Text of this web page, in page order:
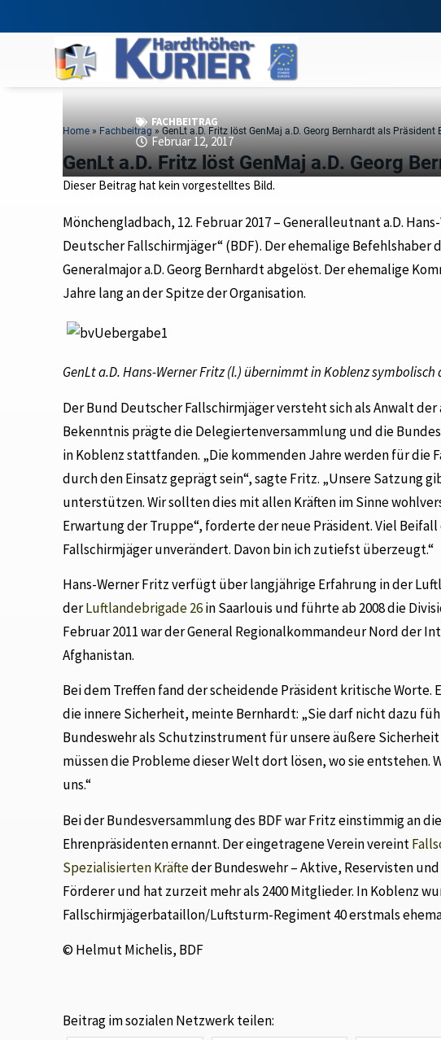
Home » Fachbeitrag »GenLt a.D. Fritz löst GenMaj a.D. Georg Bernhardt als Präsident
GenLt a.D. Fritz löst GenMaj a.D. Georg
FACHBEITRAG
Februar 12, 2017
Dieser Beitrag hat kein vorgestelltes Bild.
Mönchengladbach, 12. Februar 2017 – Generalleutnant a.D.
Deutscher Fallschirmjäger“ (BDF). Der ehemalige
Generalmajor a.D. Georg Bernhardt abgelöst. Der ehemalige
Jahre lang an der Spitze der Organisation.
GenLt a.D. Hans-Werner Fritz (l.) übernimmt in Koblenz symbolisch
Der Bund Deutscher Fallschirmjäger versteht sich als Anwalt
Bekenntnis prägte die Delegiertenversammlung und die
in Koblenz stattfanden. „Die kommenden Jahre werden für
durch den Einsatz geprägt sein“, sagte Fritz. „Unsere Satzung
unterstützen. Wir sollten dies mit allen Kräften im Sinne
Erwartung der Truppe“, forderte der neue Präsident. Viel
Fallschirmjäger unverändert. Davon bin ich zutiefst überzeugt.“
Hans-Werner Fritz verfügt über langjährige Erfahrung in der
derLuftlandebrigade 26in Saarlouis und führte ab 2008 die
Februar 2011 war der General Regionalkommandeur Nord
Afghanistan.
Bei dem Treffen fand der scheidende Präsident kritische
die innere Sicherheit, meinte Bernhardt: „Sie darf nicht dazu
Bundeswehr als Schutzinstrument für unsere äußere
müssen die Probleme dieser Welt dort lösen, wo sie entstehen.
uns.“
Bei der Bundesversammlung des BDF war Fritz einstimmig an
Ehrenpräsidenten ernannt. Der eingetragene Verein vereint
Spezialisierten Kräfteder Bundeswehr – Aktive, Reservisten
Förderer und hat zurzeit mehr als 2400 Mitglieder. In Koblenz
Fallschirmjägerbataillon/Luftsturm-Regiment 40 erstmals
© Helmut Michelis, BDF
Beitrag im sozialen Netzwerk teilen: